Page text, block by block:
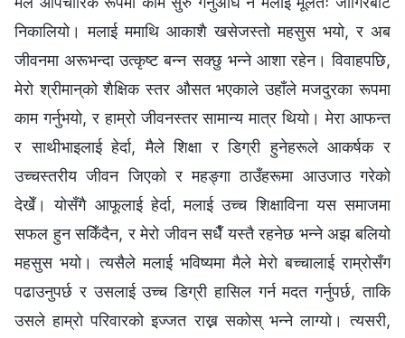
निकालियो। मलाई ममाथि आकाशै खसेजस्तो महसुस भयो, र अब
जीवनमा अरूभन्दा उत्कृष्ट बन्न सक्छु भन्ने आशा रहेन। विवाहपछि,
मेरो श्रीमान्‌को शैक्षिक स्तर औसत भएकाले उहाँले मजदुरका रूपमा
काम गर्नुभयो, र हाम्रो जीवनस्तर सामान्य मात्र थियो। मेरा आफन्त
र साथीभाइलाई हेर्दा, मैले शिक्षा र डिग्री हुनेहरूले आकर्षक र
उच्चस्तरीय जीवन जिएको र महङ्गा ठाउँहरूमा आउजाउ गरेको
देखेँ। योसँगै आफूलाई हेर्दा, मलाई उच्च शिक्षाविना यस समाजमा
सफल हुन सकिँदैन, र मेरो जीवन सधैँ यस्तै रहनेछ भन्ने अझ बलियो
महसुस भयो। त्यसैले मलाई भविष्यमा मैले मेरो बच्चालाई राम्रोसँग
पढाउनुपर्छ र उसलाई उच्च डिग्री हासिल गर्न मदत गर्नुपर्छ, ताकि
उसले हाम्रो परिवारको इज्जत राख्न सकोस् भन्ने लाग्यो। त्यसरी,